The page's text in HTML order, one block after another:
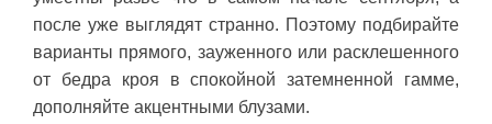
после уже выглядят странно. Поэтому подбирайте
варианты прямого, зауженного или расклешенного
от бедра кроя в спокойной затемненной гамме,
дополняйте акцентными блузами.